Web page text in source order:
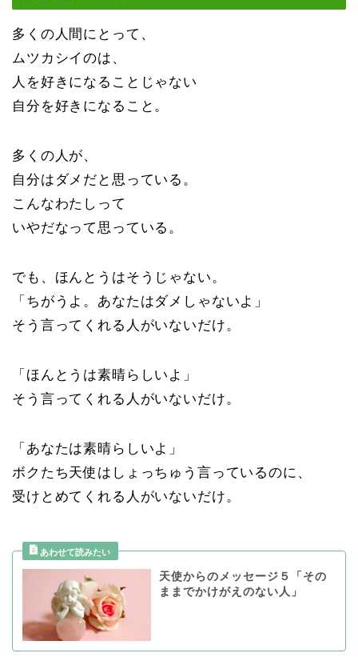
多くの人間にとって、
ムツカシイのは、
人を好きになることじゃない
自分を好きになること。
多くの人が、
自分はダメだと思っている。
こんなわたしって
いやだなって思っている。
でも、ほんとうはそうじゃない。
「ちがうよ。あなたはダメしゃないよ」
そう言ってくれる人がいないだけ。
「ほんとうは素晴らしいよ」
そう言ってくれる人がいないだけ。
「あなたは素晴らしいよ」
ボクたち天使はしょっちゅう言っているのに、
受けとめてくれる人がいないだけ。
天使からのメッセージ５「その
ままでかけがえのない人」